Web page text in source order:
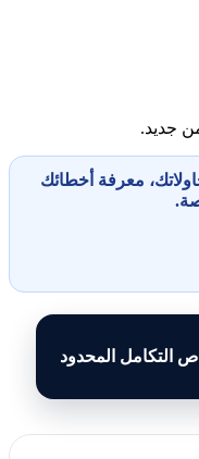
جديد.
معرفة أخطائك
التكامل المحدود